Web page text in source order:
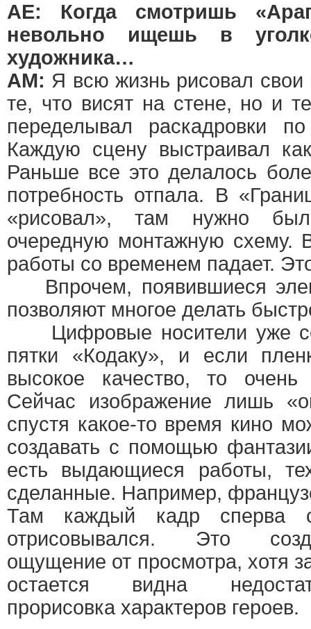
АЕ: Когда смотришь
невольно ищешь в
художника…
АМ: Я всю жизнь рисовал
те, что висят на стене, но и
переделывал раскадровки
Каждую сцену выстраивал
Раньше все это делалось
потребность отпала. В
«рисовал», там нужно
очередную монтажную схему.
работы со временем падает.
Впрочем, появившиеся
позволяют многое делать
Цифровые носители уже
пятки «Кодаку», и если
высокое качество, то
Сейчас изображение лишь
спустя какое-то время кино
создавать с помощью
есть выдающиеся работы,
сделанные. Например,
Там каждый кадр сперва
отрисовывался. Это
ощущение от просмотра, хотя
остается видна
прорисовка характеров героев.